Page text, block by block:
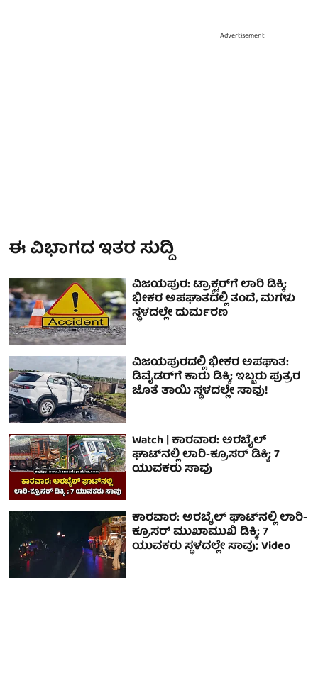
Advertisement
ಈ ವಿಭಾಗದ ಇತರ ಸುದ್ದಿ
ವಿಜಯಪುರ: ಟ್ರ‍್ಯಾಕ್ಟರ್‌ಗೆ ಲಾರಿ ಡಿಕ್ಕಿ;
ಭೀಕರ ಅಪಘಾತದಲ್ಲಿ ತಂದೆ, ಮಗಳು
ಸ್ಥಳದಲ್ಲೇ ದುರ್ಮರಣ
ವಿಜಯಪುರದಲ್ಲಿ ಭೀಕರ ಅಪಘಾತ:
ಡಿವೈಡರ್‌ಗೆ ಕಾರು ಡಿಕ್ಕಿ; ಇಬ್ಬರು ಪುತ್ರರ
ಜೊತೆ ತಾಯಿ ಸ್ಥಳದಲ್ಲೇ ಸಾವು!
Watch | ಕಾರವಾರ: ಅರಬೈಲ್
ಘಾಟ್‌ನಲ್ಲಿ ಲಾರಿ-ಕ್ರೂಸರ್ ಡಿಕ್ಕಿ; 7
ಯುವಕರು ಸಾವು
ಕಾರವಾರ: ಅರಬೈಲ್ ಘಾಟ್‌ನಲ್ಲಿ ಲಾರಿ-
ಕ್ರೂಸರ್ ಮುಖಾಮುಖಿ ಡಿಕ್ಕಿ; 7
ಯುವಕರು ಸ್ಥಳದಲ್ಲೇ ಸಾವು; Video